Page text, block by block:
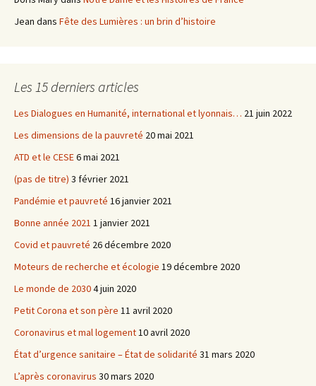
Jean dans Fête des Lumières : un brin d’histoire
Les 15 derniers articles
Les Dialogues en Humanité, international et lyonnais… 21 juin 2022
Les dimensions de la pauvreté 20 mai 2021
ATD et le CESE6 mai 2021
(pas de titre) 3 février 2021
Pandémie et pauvreté 16 janvier 2021
Bonne année 2021 1 janvier 2021
Covid et pauvreté 26 décembre 2020
Moteurs de recherche et écologie 19 décembre 2020
Le monde de 20304 juin 2020
Petit Corona et son père 11 avril 2020
Coronavirus et mal logement10 avril 2020
État d’urgence sanitaire – État de solidarité 31 mars 2020
L’après coronavirus 30 mars 2020